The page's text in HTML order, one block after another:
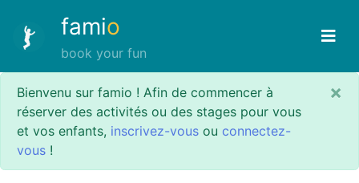
famio
book your fun
Bienvenu sur famio ! Afin de commencer à
réserver des activités ou des stages pour vous
et vos enfants, inscrivez-vous ou connectez-
vous !
×